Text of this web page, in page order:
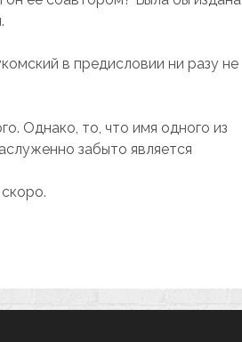
в предисловии ни разу не
Однако, то, что имя одного из
забыто является